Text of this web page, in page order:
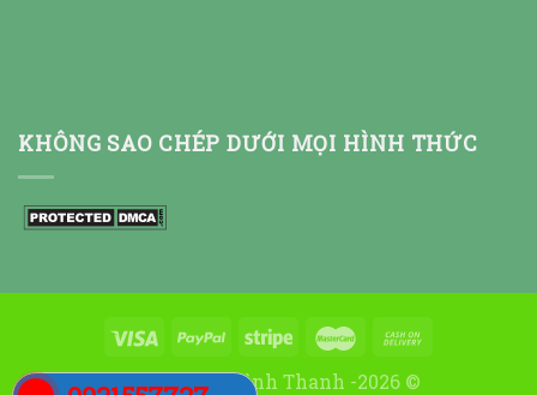
KHÔNG SAO CHÉP DƯỚI MỌI HÌNH THỨC
Thiết kế bởi:Đình Thanh -2026 ©